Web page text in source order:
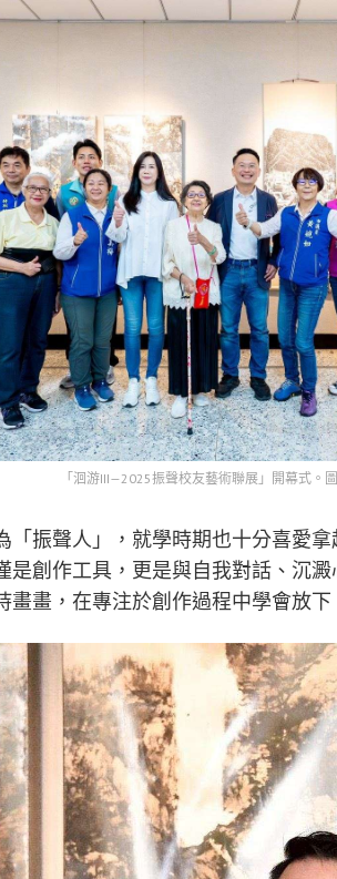
「洄游III—2025振聲校友藝術聯展」開幕式。
「振聲人」，就學時期也十分喜愛
是創作工具，更是與自我對話、沉
畫畫，在專注於創作過程中學會放下